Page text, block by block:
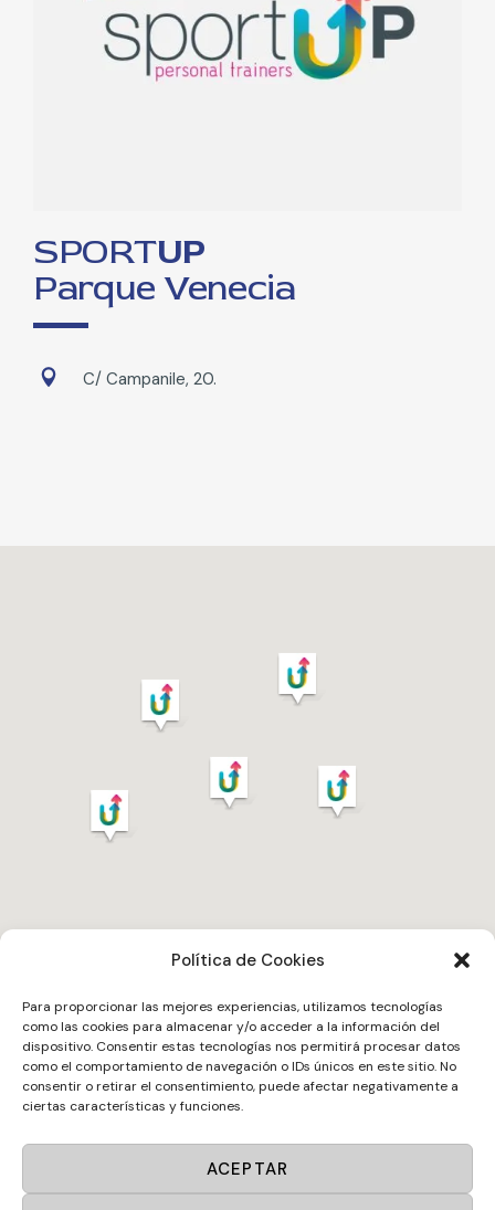
Política de Cookies
Para proporcionar las mejores experiencias, utilizamos tecnologías
como las cookies para almacenar y/o acceder a la información del
dispositivo. Consentir estas tecnologías nos permitirá procesar datos
como el comportamiento de navegación o IDs únicos en este sitio. No
consentir o retirar el consentimiento, puede afectar negativamente a
ciertas características y funciones.
ACEPTAR
SPORTUP
Parque Venecia
C/ Campanile, 20.
Comienza tu
cambio